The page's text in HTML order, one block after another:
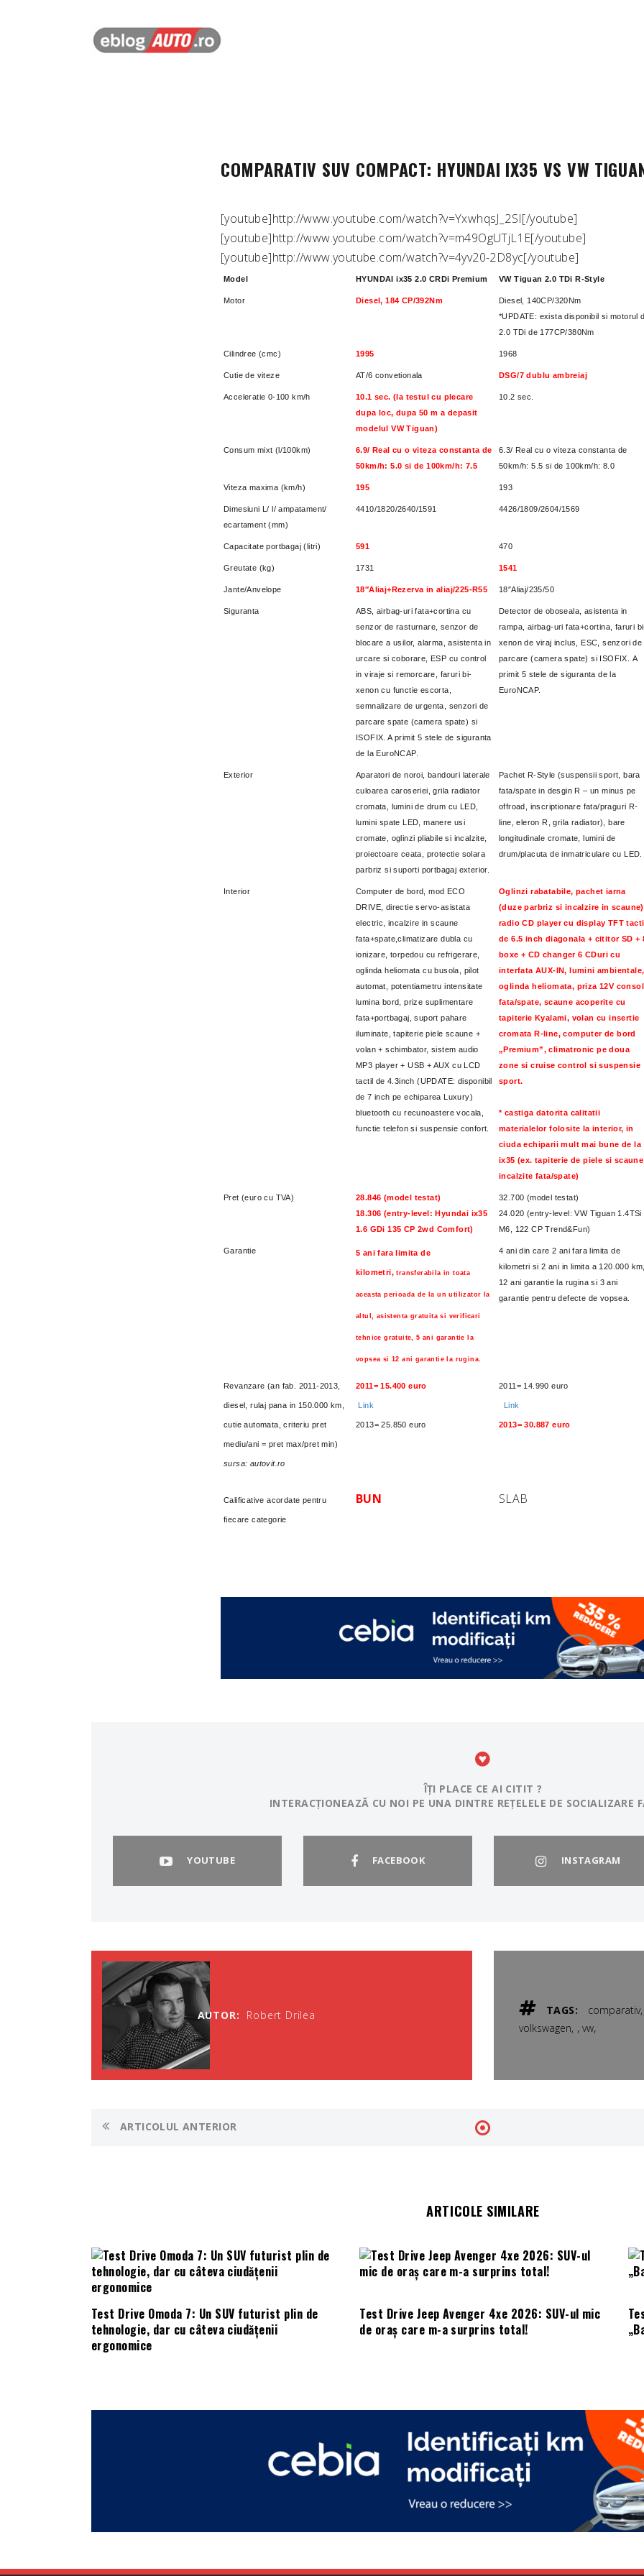
COMPARATIV SUV COMPACT: HYUNDAI IX35 VS VW
[youtube]http://www.youtube.com/watch?v=YxwhqsJ_2SI[/youtube]
[youtube]http://www.youtube.com/watch?v=m49OgUTjL1E[/youtube]
[youtube]http://www.youtube.com/watch?v=4yv20-2D8yc[/youtube]
Model HYUNDAI ix35 2.0 CRDi Premium VW Tiguan 2.0 TDi R-Style
Motor Diesel, 184 CP/392Nm
Diesel, 140CP/320Nm
*UPDATE: exista disponibil si motorul
2.0 TDi de 177CP/380Nm
Cilindree (cmc) 1995 1968
Cutie de viteze AT/6 convetionala DSG/7 dublu ambreiaj
Acceleratie 0-100 km/h
10.1 sec. (la testul cu plecare
dupa loc, dupa 50 m a depasit
modelul VW Tiguan)
10.2 sec.
Consum mixt (l/100km)
6.9/ Real cu o viteza constanta de
50km/h: 5.0 si de 100km/h: 7.5
6.3/ Real cu o viteza constanta de
50km/h: 5.5 si de 100km/h: 8.0
Viteza maxima (km/h) 195 193
Dimesiuni L/ l/ ampatament/
ecartament (mm)
4410/1820/2640/1591 4426/1809/2604/1569
Capacitate portbagaj (litri) 591 470
Greutate (kg) 1731 1541
Jante/Anvelope 18″Aliaj+Rezerva in aliaj/225-R55 18″Aliaj/235/50
Siguranta
ABS, airbag-uri fata+cortina cu
senzor de rasturnare, senzor de
blocare a usilor, alarma, asistenta in
urcare si coborare, ESP cu control
in viraje si remorcare, faruri bi-
xenon cu functie escorta,
semnalizare de urgenta, senzori de
parcare spate (camera spate) si
ISOFIX. A primit 5 stele de siguranta
de la EuroNCAP.
Detector de oboseala, asistenta in
rampa, airbag-uri fata+cortina, faruri
xenon de viraj inclus, ESC, senzori de
parcare (camera spate) si ISOFIX. A
primit 5 stele de siguranta de la
EuroNCAP.
Exterior
Aparatori de noroi, bandouri laterale
culoarea caroseriei, grila radiator
cromata, lumini de drum cu LED,
lumini spate LED, manere usi
cromate, oglinzi pliabile si incalzite,
proiectoare ceata, protectie solara
parbriz si suporti portbagaj exterior.
Pachet R-Style (suspensii sport, bara
fata/spate in desgin R – un minus pe
offroad, inscriptionare fata/praguri R-
line, eleron R, grila radiator), bare
longitudinale cromate, lumini de
drum/placuta de inmatriculare cu LED.
Interior
Computer de bord, mod ECO
DRIVE, directie servo-asistata
electric, incalzire in scaune
fata+spate,climatizare dubla cu
ionizare, torpedou cu refrigerare,
oglinda heliomata cu busola, pilot
automat, potentiametru intensitate
lumina bord, prize suplimentare
fata+portbagaj, suport pahare
iluminate, tapiterie piele scaune +
volan + schimbator, sistem audio
MP3 player + USB + AUX cu LCD
tactil de 4.3inch (UPDATE: disponibil
de 7 inch pe echiparea Luxury)
bluetooth cu recunoastere vocala,
functie telefon si suspensie confort.
Oglinzi rabatabile, pachet iarna
(duze parbriz si incalzire in
radio CD player cu display TFT
de 6.5 inch diagonala + cititor SD +
boxe + CD changer 6 CDuri cu
interfata AUX-IN, lumini ambientale,
oglinda heliomata, priza 12V
fata/spate, scaune acoperite cu
tapiterie Kyalami, volan cu insertie
cromata R-line, computer de bord
„Premium”, climatronic pe doua
zone si cruise control si suspensie
sport.
* castiga datorita calitatii
materialelor folosite la interior, in
ciuda echiparii mult mai bune de la
ix35 (ex. tapiterie de piele si scaune
incalzite fata/spate)
Pret (euro cu TVA)
28.846 (model testat)
18.306 (entry-level: Hyundai ix35
1.6 GDi 135 CP 2wd Comfort)
32.700 (model testat)
24.020 (entry-level: VW Tiguan 1.4TSi
M6, 122 CP Trend&Fun)
Garantie 5 ani fara limita de
kilometri,transferabila in toata
aceasta perioada de la un utilizator la
altul, asistenta gratuita si verificari
tehnice gratuite, 5 ani garantie la
vopsea si 12 ani garantie la rugina.
4 ani din care 2 ani fara limita de
kilometri si 2 ani in limita a 120.000 km,
12 ani garantie la rugina si 3 ani
garantie pentru defecte de vopsea.
Revanzare (an fab. 2011-2013,
diesel, rulaj pana in 150.000 km,
cutie automata, criteriu pret
mediu/ani = pret max/pret min)
sursa: autovit.ro
2011= 15.400 euro
Link
2013= 25.850 euro
2011= 14.990 euro
Link
2013= 30.887 euro
Calificative acordate pentru
fiecare categorie
BUN SLAB
ÎȚI PLACE CE AI CITIT ?
INTERACȚIONEAZĂ CU NOI PE UNA DINTRE REȚELELE DE SOCIALIZARE
YOUTUBE FACEBOOK INSTAGRAM
AUTOR: Robert Drilea TAGS: comparativ
volkswagen , vw,
ARTICOLUL ANTERIOR
ARTICOLE SIMILARE
Test Drive Omoda 7: Un SUV futurist plin de
tehnologie, dar cu câteva ciudățenii
ergonomice
Test Drive Jeep Avenger 4xe 2026: SUV-ul mic
de oraș care m-a surprins total!